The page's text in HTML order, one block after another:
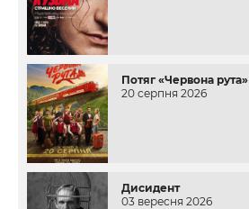
Потяг «Червона рута»
20 серпня 2026
Дисидент
03 вересня 2026